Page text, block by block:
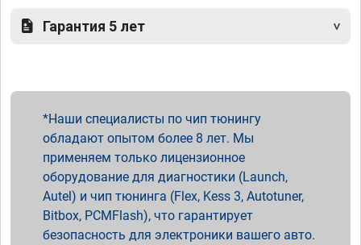
Гарантия 5 лет
Наши специалисты по чип тюнингу
обладают опытом более 8 лет. Мы
применяем только лицензионное
оборудование для диагностики (Launch,
Autel) и чип тюнинга (Flex, Kess 3, Autotuner,
Bitbox, PCMFlash), что гарантирует
безопасность для электроники вашего авто.